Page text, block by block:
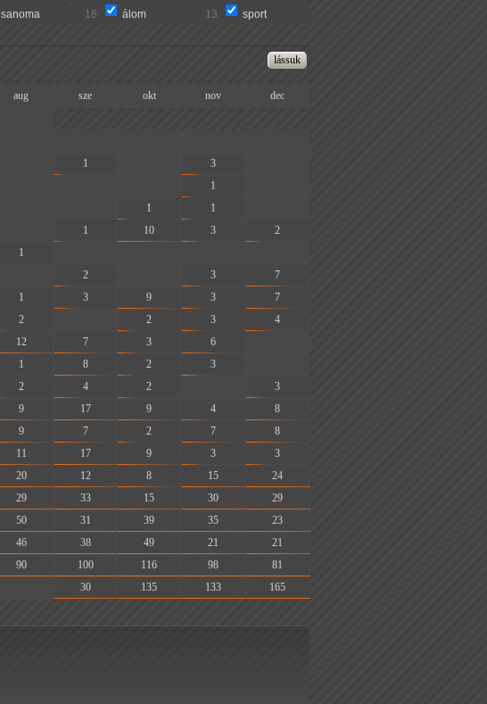
sanoma 16 álom 13
sport
aug sze okt nov
dec
1 3
1
1 1
1 10 3
2
1
2 3
7
1 3 9 3
7
2 2 3
4
12 7 3 6
1 8 2 3
2 4 2
3
9 17 9 4
8
9 7 2 7
8
11 17 9 3
3
20 12 8 15
24
29 33 15 30
29
50 31 39 35
23
46 38 49 21
21
90 100 116 98
81
30 135 133 165